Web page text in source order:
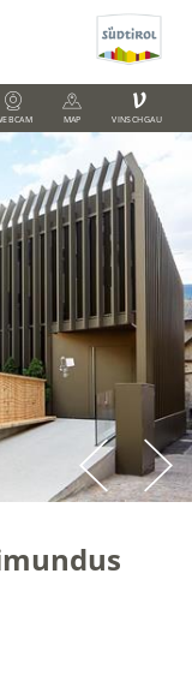
MAP
V
VINSCHGAU